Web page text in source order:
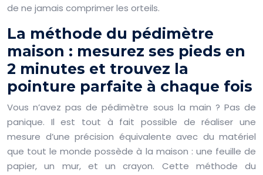
de ne jamais comprimer les orteils.
La méthode du pédimètre
maison : mesurez ses pieds en
2 minutes et trouvez la
pointure parfaite à chaque fois
Vous n’avez pas de pédimètre sous la main ? Pas de
panique. Il est tout à fait possible de réaliser une
mesure d’une précision équivalente avec du matériel
que tout le monde possède à la maison : une feuille de
papier, un mur, et un crayon. Cette méthode du